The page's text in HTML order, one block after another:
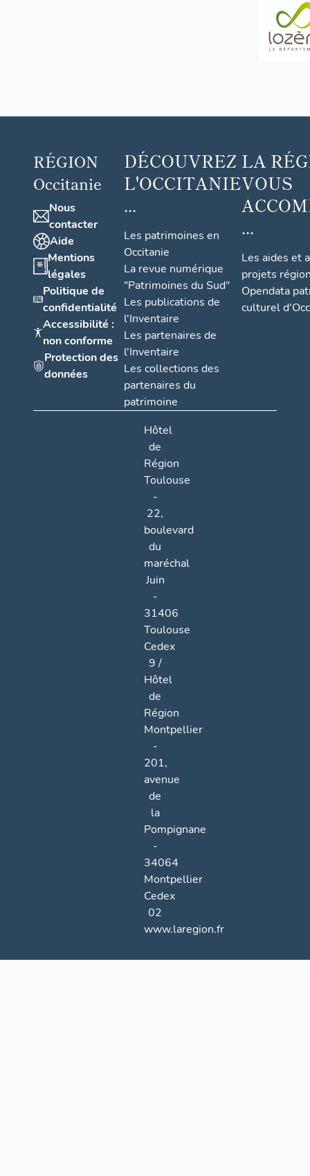
RÉGION
Occitanie
Nous
contacter
Aide
Mentions
légales
Politique de
confidentialité
Accessibilité :
non conforme
Protection des
données
DÉCOUVREZ
L'OCCITANIE
...
Les patrimoines en
Occitanie
La revue numérique
"Patrimoines du Sud"
Les publications de
l'Inventaire
Les partenaires de
l'Inventaire
Les collections des
partenaires du
patrimoine
LA
VOUS
...
Les aides et
projets
Opendata
culturel
Hôtel
de
Région
Toulouse
-
22,
boulevard
du
maréchal
Juin
-
31406
Toulouse
Cedex
9 /
Hôtel
de
Région
Montpellier
-
201,
avenue
de
la
Pompignane
-
34064
Montpellier
Cedex
02
www.laregion.fr